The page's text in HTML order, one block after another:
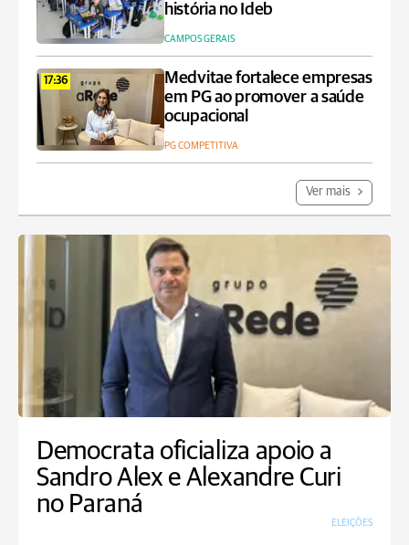
história no Ideb
CAMPOS GERAIS
17:36
Medvitae fortalece empresas
em PG ao promover a saúde
ocupacional
PG COMPETITIVA
Ver mais
Democrata oficializa apoio a
Sandro Alex e Alexandre Curi
no Paraná
ELEIÇÕES